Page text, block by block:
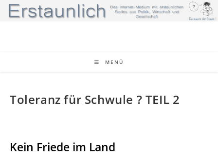
Zum
Inhalt
MENÜ
Toleranz für Schwule ? TEIL 2
Kein Friede im Land